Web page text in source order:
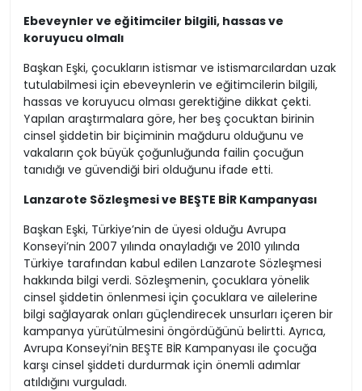
Ebeveynler ve eğitimciler bilgili, hassas ve
koruyucu olmalı
Başkan Eşki, çocukların istismar ve istismarcılardan uzak
tutulabilmesi için ebeveynlerin ve eğitimcilerin bilgili,
hassas ve koruyucu olması gerektiğine dikkat çekti.
Yapılan araştırmalara göre, her beş çocuktan birinin
cinsel şiddetin bir biçiminin mağduru olduğunu ve
vakaların çok büyük çoğunluğunda failin çocuğun
tanıdığı ve güvendiği biri olduğunu ifade etti.
Lanzarote Sözleşmesi ve BEŞTE BİR Kampanyası
Başkan Eşki, Türkiye’nin de üyesi olduğu Avrupa
Konseyi’nin 2007 yılında onayladığı ve 2010 yılında
Türkiye tarafından kabul edilen Lanzarote Sözleşmesi
hakkında bilgi verdi. Sözleşmenin, çocuklara yönelik
cinsel şiddetin önlenmesi için çocuklara ve ailelerine
bilgi sağlayarak onları güçlendirecek unsurları içeren bir
kampanya yürütülmesini öngördüğünü belirtti. Ayrıca,
Avrupa Konseyi’nin BEŞTE BİR Kampanyası ile çocuğa
karşı cinsel şiddeti durdurmak için önemli adımlar
atıldığını vurguladı.